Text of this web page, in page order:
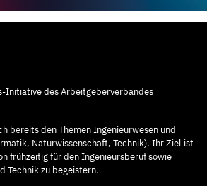
Initiative des Arbeitgeberverbandes
bereits den Themen Ingenieurwesen und
Naturwissenschaft, Technik). Ihr Ziel ist
frühzeitig für den Ingenieursberuf sowie
Technik zu begeistern.